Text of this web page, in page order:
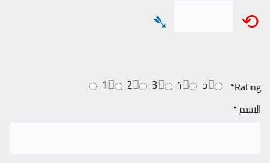
⟲
➴
Rating
*
5
4
3
2
1
الاسم*